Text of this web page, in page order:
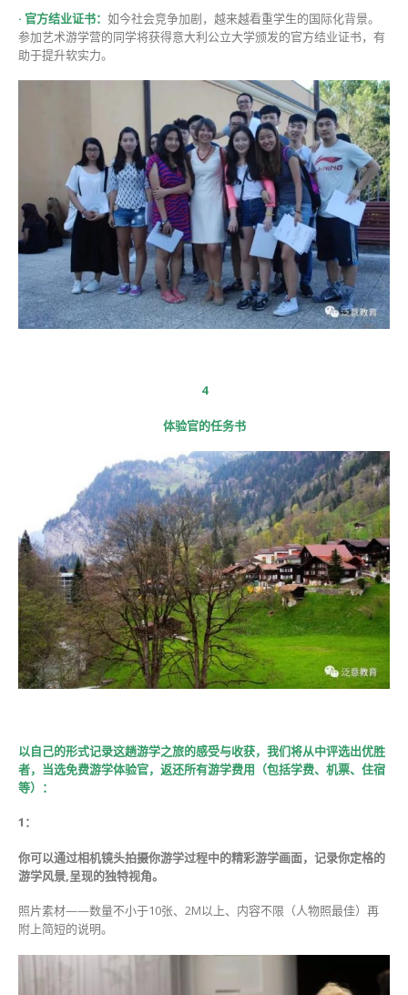
· 官方结业证书： 如今社会竞争加剧，越来越看重学生的国际化背景。
参加艺术游学营的同学将获得意大利公立大学颁发的官方结业证书，有
助于提升软实力。
4
体验官的任务书
以自己的形式记录这趟游学之旅的感受与收获，我们将从中评选出优胜
者，当选免费游学体验官，返还所有游学费用（包括学费、机票、住宿
等）：
1：
你可以通过相机镜头拍摄你游学过程中的精彩游学画面，记录你定格的
游学风景,呈现的独特视角。
照片素材——数量不小于10张、2M以上、内容不限（人物照最佳）再
附上简短的说明。